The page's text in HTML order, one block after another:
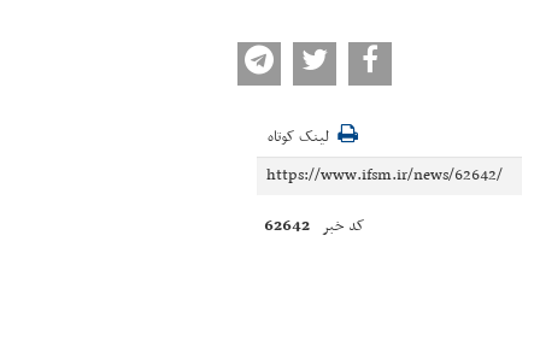
لینک کوتاه
کد خبر 62642